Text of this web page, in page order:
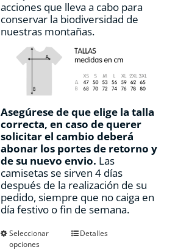
acciones que lleva a cabo para
conservar la biodiversidad de
nuestras montañas.
Asegúrese de que elige la talla
correcta, en caso de querer
solicitar el cambio deberá
abonar los portes de retorno y
de su nuevo envio. Las
camisetas se sirven 4 días
después de la realización de su
pedido, siempre que no caiga en
día festivo o fin de semana.
Seleccionar
opciones
EsteDetalles